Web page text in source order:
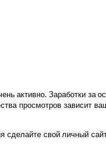
активно. Заработки за
просмотров зависит
свой личный